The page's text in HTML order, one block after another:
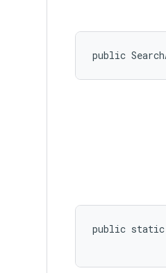
public
public static